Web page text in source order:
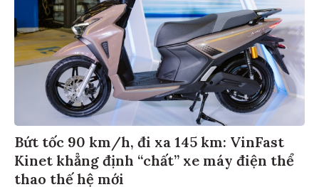
Bứt tốc 90 km/h, đi xa 145 km: VinFast
Kinet khẳng định “chất” xe máy điện thể
thao thế hệ mới